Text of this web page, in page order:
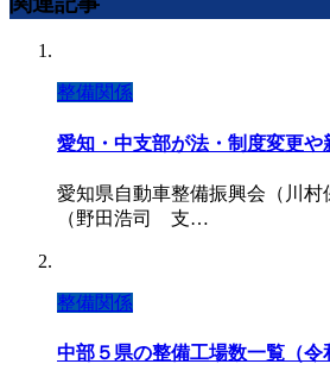
整備関係
愛知・中支部が法・制度変更や
愛知県自動車整備振興会（川
（野田浩司 支…
整備関係
中部５県の整備工場数一覧（令